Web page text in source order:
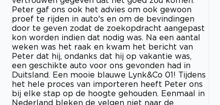
Peter gaf ons ook het advies om ook gewoon
proef te rijden in auto's en om de bevindingen
door te geven zodat de zoekopdracht aangepast
kon worden indien dat nodig was. Na een aantal
weken was het raak en kwam het bericht van
Peter dat hij, ondanks dat hij op vakantie was,
een geschikte auto voor ons gevonden had in
Duitsland. Een mooie blauwe Lynk&Co 01! Tijdens
het hele proces van importeren heeft Peter ons
bij elke stap op de hoogte gehouden. Eenmaal in
Nederland bleken de velgen niet naar de